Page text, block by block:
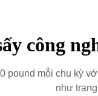
công
pound mỗi chu kỳ
như